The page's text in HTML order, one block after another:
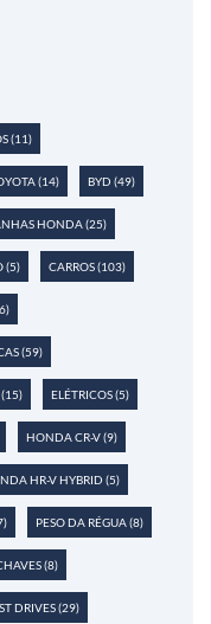
(11)
(14) BYD (49)
HONDA(25)
(5) CARROS(103)
(59)
(15) ELÉTRICOS(5)
HONDA CR-V(9)
HR-V HYBRID (5)
PESO DA RÉGUA(8)
(8)
DRIVES(29)